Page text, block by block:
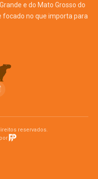
e do Mato Grosso do
focado no que importa para
reservados.